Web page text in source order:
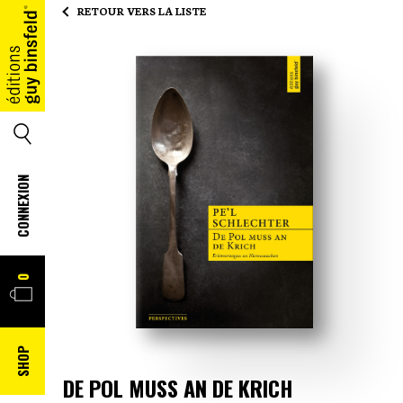
ACCUEIL
SEARCH
CONNEXION
PANIER
0
SHOP
RETOUR VERS LA LISTE
DE POL MUSS AN DE KRICH